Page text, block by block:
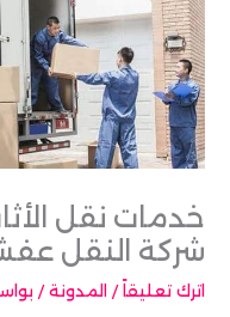
خدمات نقل
شركة النقل
اترك تعليقاً / المدونة/